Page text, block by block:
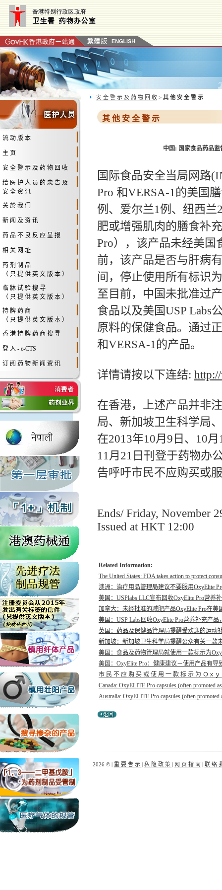
流 动 版 本
主 页
安 全 警 示 及 药 物 回 收
给 医 护 人 员 的 忠 告 及
安 全 资 讯
关 於 我 们
新 闻 及 资 讯
药 品 不 良 反 应 呈 报
相 关 网 址
药 剂 制 品
（ 只 提 供 英 文 版 本 ）
临 牀 试 验 搜 寻
（ 只 提 供 英 文 版 本 ）
持 牌 药 商
（ 只 提 供 英 文 版 本 ）
香 港 持 牌 药 商 搜 寻
登 入 - e-CTS
订 阅 药 物 新 闻 资 讯
安 全 警 示 及 药 物 回 收 > 其 他 安 全 警 示
其 他 安 全 警 示
中国: 国家食品药品
国际食品安全当局网路
Pro 和VERSA-1的美国
例、爱尔兰1例、纽西
肥或增强肌肉的膳食补
Pro），该产品未经美国
前，该产品是否与肝病
间，停止使用所有标识
至目前，中国未批准过
食品以及美国USP Labs
原料的保健食品。通过
和VERSA-1的产品。
详情请按以下连结:
在香港，上述产品并非
局、新加坡卫生科学局
在2013年10月9日、10
11月21日刊登于药物办
告呼吁市民不应购买或
Ends/ Friday, November
Issued at HKT 12:00
Related Information:
The United States: FDA takes action to protect
澳洲：治疗用品管理局建议不要服用OxyElite
美国：USPlabs LLC宣布回收OxyElite Pro营养
加拿大：未经批准的减肥产品OxyElite Pro在
美国：USP Labs回收OxyElite Pro营养补充产
英国：药品及保健品管理局提醒受欢迎的运动
新加坡：新加坡卫生科学局提醒公众有关一款
美国：食品及药物管理局就使用一款标示为
美国：OxyElite Pro：健康建议－使用产品有
市 民 不 应 购 买 或 使 用 一 款 标 示 为 Ｏｘ
Canada: OxyELITE Pro capsules (often promoted
Australia: OxyELITE Pro capsules (often promoted
2026 © | 重 要 告 示 | 私 隐 政 策 | 网 页 指 南| 联 络